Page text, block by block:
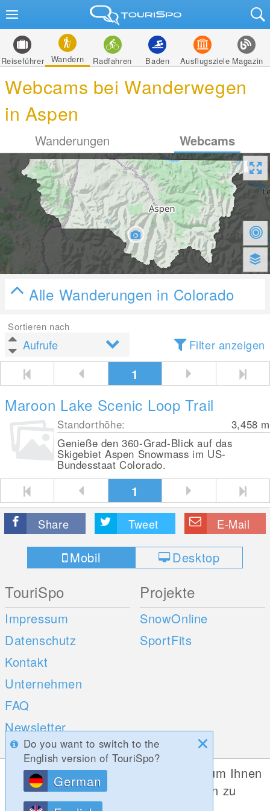
Reiseführer Wandern Radfahren Baden Ausflugsziele Magazin
Webcams bei Wanderwegen
in Aspen
Wanderungen Webcams
Alle Wanderungen in Colorado
Sortieren nach
Filter anzeigen
1
Maroon Lake Scenic Loop Trail
Standorthöhe: 3,458 m
Genieße den 360-Grad-Blick auf das
Skigebiet Aspen Snowmass im US-
Bundesstaat Colorado.
1
Share Tweet E-Mail
Mobil Desktop
TouriSpo
Impressum
Datenschutz
Kontakt
Unternehmen
FAQ
Newsletter
Umfragen
Projekte
SnowOnline
SportFits
Mobile Apps Social Web
Do you want to switch to the
English version of TouriSpo?
German
Diese Website verwendet Cookies, um Ihnen
die bestmögliche Funktionalität bieten zu